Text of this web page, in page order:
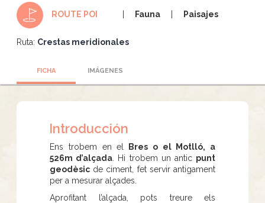
ROUTE POI Fauna Paisajes
Ruta: Crestas meridionales
FICHA IMÁGENES
Introducción
Ens trobem en el
Bres o el Motlló, a
526m d’alçada . Hi trobem un antic punt
geodèsic de ciment, fet servir antigament
per a mesurar alçades.
Aprofitant l’alçada, pots treure els